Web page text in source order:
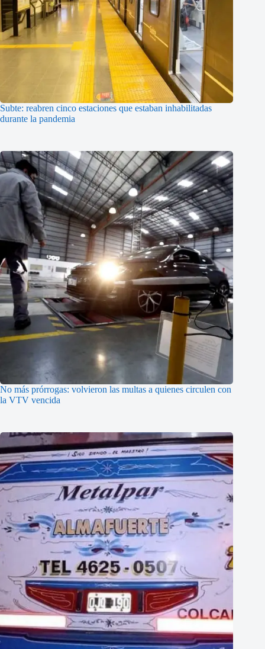
Subte: reabren cinco estaciones que estaban inhabilitadas
durante la pandemia
No más prórrogas: volvieron las multas a quienes circulen con
la VTV vencida